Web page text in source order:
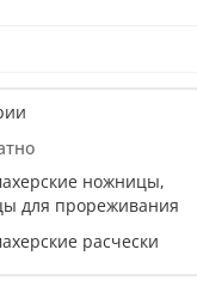
ножницы,
для прореживания
расчески